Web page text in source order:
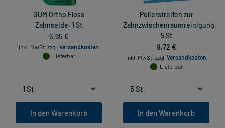
GUM Ortho Floss
Zahnseide, 1 St
5,95 €
inkl. MwSt. zzgl. Versandkosten
Lieferbar
In den Warenkorb
Polierstreifen zur
Zahnzwischenraumreinigung,
5 St
8,72 €
inkl. MwSt. zzgl. Versandkosten
Lieferbar
In den Warenkorb